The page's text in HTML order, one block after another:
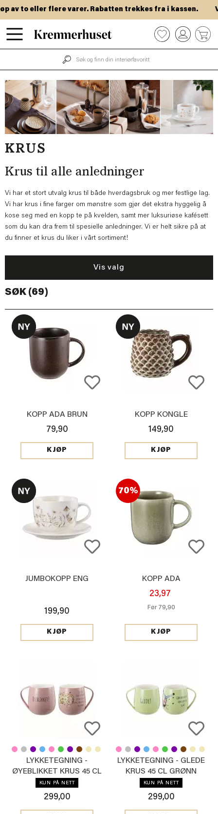
Hopp
til
hovedinnhold
to eller flere varer. Rabatten trekkes fra i kassen.
0
KRUS
Krus til alle anledninger
Vi har et stort utvalg krus til både hverdagsbruk og mer festlige lag.
Vi har krus i fine farger om mønstre som gjør det ekstra hyggelig å
kose seg med en kopp te på kvelden, samt mer luksuriøse kafésett
som du kan dra frem til spesielle anledninger. Vi er helt sikre på at
du finner et krus du liker i vårt sortiment!
Vis valg
SØK (69)
KOPP ADA BRUN
79,90
KJØP
KOPP KONGLE
149,90
KJØP
JUMBOKOPP ENG
199,90
KJØP
70%
KOPP ADA
23,97
Før 79,90
KJØP
LYKKETEGNING -
ØYEBLIKKET KRUS 45 CL
ROSA
KUN PÅ NETT
299,00
LYKKETEGNING - GLEDE
KRUS 45 CL GRØNN
KUN PÅ NETT
299,00